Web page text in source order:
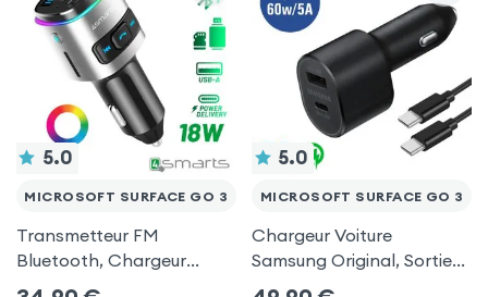
5.0
MICROSOFT SURFACE GO 3
Transmetteur FM
Bluetooth, Chargeur
Allume-Cigare USB / USB-
5.0
MICROSOFT SURFACE GO 3
Chargeur Voiture
Samsung Original, Sortie
USB-C 45W / USB 15W +